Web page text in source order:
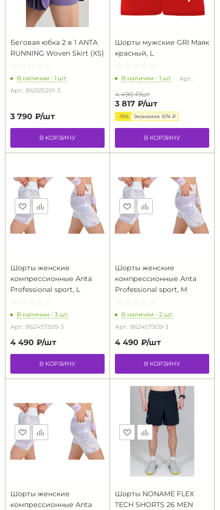
Беговая юбка 2 в 1 ANTA
RUNNING Woven Skirt (XS)
☆ ☆ ☆ ☆ ☆
★ ★ ★ ★ ★
В наличии - 1 шт.
Арт.: 862615201-3
3 790 ₽/шт
В КОРЗИНУ
Шорты мужские GRI Маяк
красный, L
☆ ☆ ☆ ☆ ☆
★ ★ ★ ★ ★
В наличии - 1 шт. Арт.:
4 490 ₽/шт
3 817 ₽/шт
-15% Экономия 674 ₽
В КОРЗИНУ
Шорты женские
компрессионные Anta
Professional sport, L
☆ ☆ ☆ ☆ ☆
★ ★ ★ ★ ★
В наличии - 3 шт.
Арт.: 862457309-3
4 490 ₽/шт
В КОРЗИНУ
Шорты женские
компрессионные Anta
Professional sport, M
☆ ☆ ☆ ☆ ☆
★ ★ ★ ★ ★
В наличии - 2 шт.
Арт.: 862457309-3
4 490 ₽/шт
В КОРЗИНУ
Шорты женские
компрессионные Anta
Шорты NONAME FLEX
TECH SHORTS 26 MEN